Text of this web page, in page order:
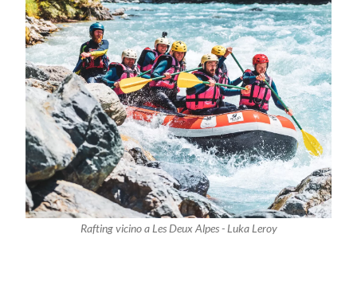
Rafting vicino a Les Deux Alpes - Luka Leroy